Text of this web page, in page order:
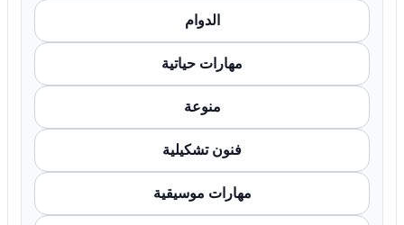
الدوام
مهارات حياتية
منوعة
فنون تشكيلية
مهارات موسيقية